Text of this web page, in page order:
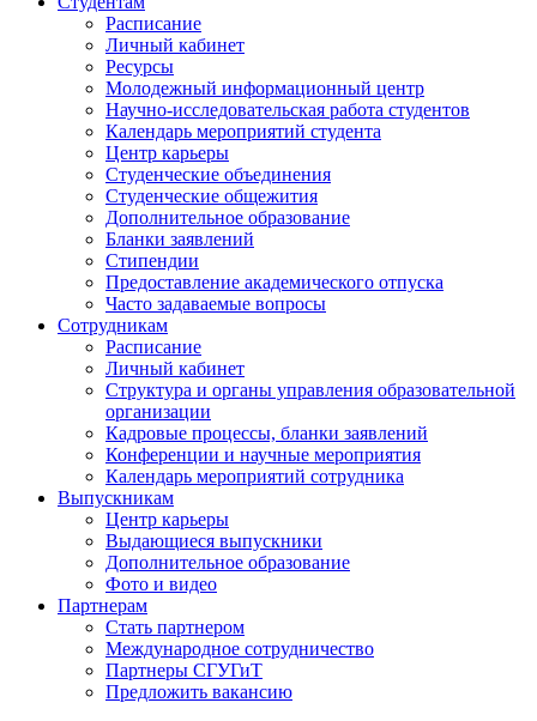
Расписание
Личный кабинет
Ресурсы
Молодежный информационный центр
Научно-исследовательская работа студентов
Календарь мероприятий студента
Центр карьеры
Студенческие объединения
Студенческие общежития
Дополнительное образование
Бланки заявлений
Стипендии
Предоставление академического отпуска
Часто задаваемые вопросы
Сотрудникам
Расписание
Личный кабинет
Структура и органы управления образовательной
организации
Кадровые процессы, бланки заявлений
Конференции и научные мероприятия
Календарь мероприятий сотрудника
Выпускникам
Центр карьеры
Выдающиеся выпускники
Дополнительное образование
Фото и видео
Партнерам
Стать партнером
Международное сотрудничество
Партнеры СГУГиТ
Предложить вакансию